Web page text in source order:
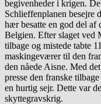
begivenheder i krigen.
Schlieffenplanen besejre
hær besatte en god del af
Belgien. Efter slaget ved
tilbage og mistede tabte
maskingeværer til den
den nåede Aisne. Med
presse den franske
en hurtig sejr. Dette var
skyttegravskrig.